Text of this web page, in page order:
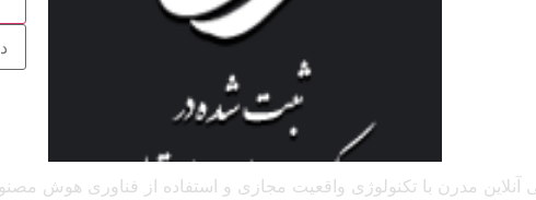
آنلاین مدرن با تکنولوژی واقعیت مجازی و استفاده از فناوری